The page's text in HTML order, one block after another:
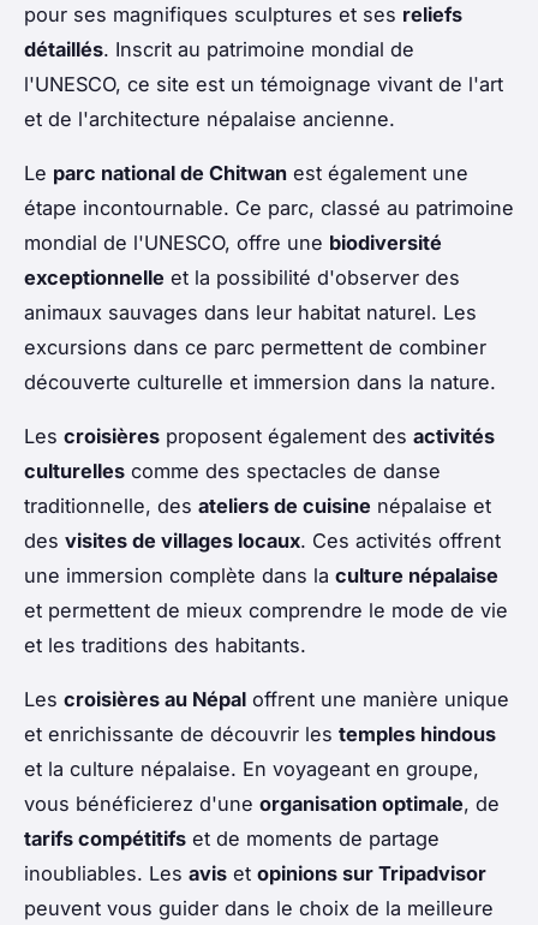
pour ses magnifiques sculptures et ses reliefs
détaillés. Inscrit au patrimoine mondial de
l'UNESCO, ce site est un témoignage vivant de l'art
et de l'architecture népalaise ancienne.
Le parc national de Chitwan est également une
étape incontournable. Ce parc, classé au patrimoine
mondial de l'UNESCO, offre une biodiversité
exceptionnelle et la possibilité d'observer des
animaux sauvages dans leur habitat naturel. Les
excursions dans ce parc permettent de combiner
découverte culturelle et immersion dans la nature.
Les croisières proposent également des activités
culturelles comme des spectacles de danse
traditionnelle, des ateliers de cuisine népalaise et
des visites de villages locaux. Ces activités offrent
une immersion complète dans la culture népalaise
et permettent de mieux comprendre le mode de vie
et les traditions des habitants.
Les croisières au Népal offrent une manière unique
et enrichissante de découvrir les temples hindous
et la culture népalaise. En voyageant en groupe,
vous bénéficierez d'une organisation optimale, de
tarifs compétitifs et de moments de partage
inoubliables. Les avis et opinions sur Tripadvisor
peuvent vous guider dans le choix de la meilleure